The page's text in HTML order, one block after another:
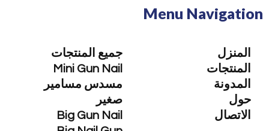
Menu Navigation
المنزل
المنتجات
المدونة
حول
الاتصال
جميع المنتجات
Mini Gun Nail
مسدس مسامير
صغير
Big Gun Nail